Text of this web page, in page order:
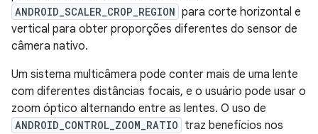
ANDROID_SCALER_CROP_REGION para corte horizontal e
vertical para obter proporções diferentes do sensor de
câmera nativo.
Um sistema multicâmera pode conter mais de uma lente
com diferentes distâncias focais, e o usuário pode usar o
zoom óptico alternando entre as lentes. O uso de
ANDROID_CONTROL_ZOOM_RATIO traz benefícios nos